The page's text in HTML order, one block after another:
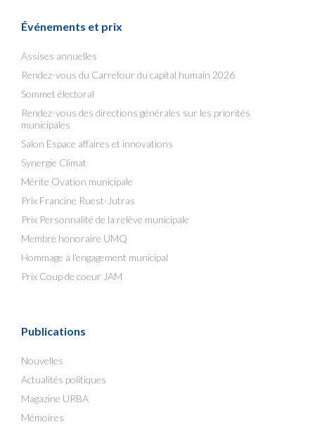
Événements et prix
Assises annuelles
Rendez-vous du Carrefour du capital humain 2026
Sommet électoral
Rendez-vous des directions générales sur les priorités
municipales
Salon Espace affaires et innovations
Synergie Climat
Mérite Ovation municipale
Prix Francine Ruest-Jutras
Prix Personnalité de la relève municipale
Membre honoraire UMQ
Hommage à l’engagement municipal
Prix Coup de coeur JAM
Publications
Nouvelles
Actualités politiques
Magazine URBA
Mémoires